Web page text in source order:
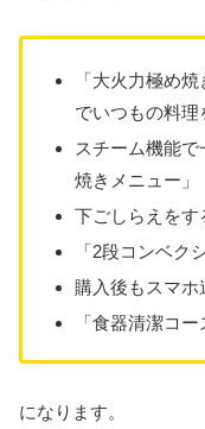
「大火力極め
でいつもの料理
スチーム機能
焼きメニュー」
下ごしらえをす
「2段コンベク
購入後もスマホ
「食器清潔コ
になります。